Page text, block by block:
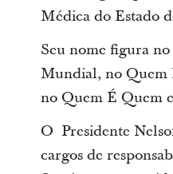
Médica do Estado
Seu nome figura
Mundial, no Quem
no Quem É Quem
O Presidente
cargos de